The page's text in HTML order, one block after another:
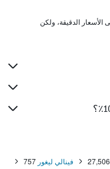
27,506 فينالي ليغور 757